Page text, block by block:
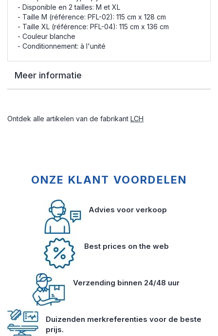
- Disponible en 2 tailles: M et XL
- Taille M (référence: PFL-02): 115 cm x 128 cm
- Taille XL (référence: PFL-04): 115 cm x 136 cm
- Couleur blanche
- Conditionnement: à l'unité
Meer informatie
Ontdek alle artikelen van de fabrikant LCH
ONZE KLANT VOORDELEN
Advies voor verkoop
Best prices on the web
Verzending binnen 24/48 uur
Duizenden merkreferenties voor de beste
prijs.